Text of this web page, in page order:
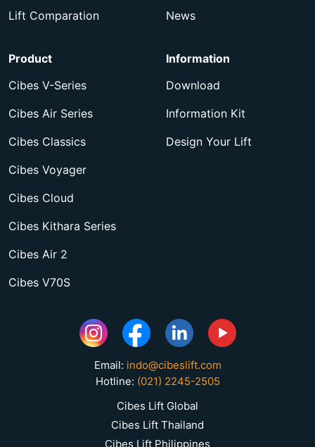
Lift Comparation
News
Product
Cibes V-Series
Cibes Air Series
Cibes Classics
Cibes Voyager
Cibes Cloud
Cibes Kithara Series
Cibes Air 2
Cibes V70S
Information
Download
Information Kit
Design Your Lift
Email: indo@cibeslift.com
Hotline: (021) 2245-2505
Cibes Lift Global
Cibes Lift Thailand
Cibes Lift Philippines